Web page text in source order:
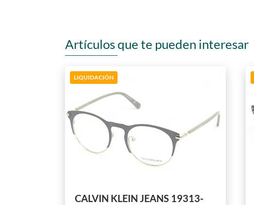
Artículos que te pueden interesar
LIQUIDACIÓN
CALVIN KLEIN JEANS 19313-